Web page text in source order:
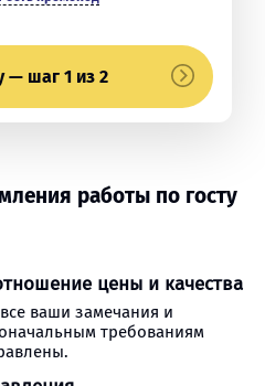
— шаг 1 из 2
работы по госту
цены и качества
ваши замечания и
требованиям